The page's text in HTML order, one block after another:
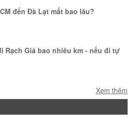
đến Đà Lạt mất bao lâu?
Rạch Giá bao nhiêu km - nếu đi tự
mang vật nuôi lên máy bay?Xem thêm